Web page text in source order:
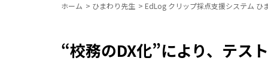
ホーム ひまわり先生 EdLog クリップ採点支援システム ひ
“校務のDX化”により、テス